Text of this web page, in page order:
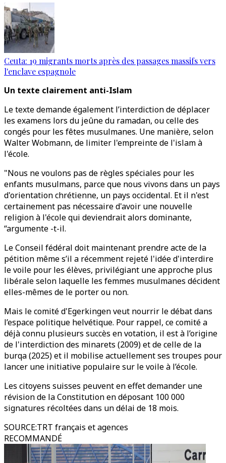
Ceuta: 19 migrants morts après des passages massifs vers
l'enclave espagnole
Un texte clairement anti-Islam
Le texte demande également l’interdiction de déplacer
les examens lors du jeûne du ramadan, ou celle des
congés pour les fêtes musulmanes. Une manière, selon
Walter Wobmann, de limiter l'empreinte de l'islam à
l'école.
"Nous ne voulons pas de règles spéciales pour les
enfants musulmans, parce que nous vivons dans un pays
d'orientation chrétienne, un pays occidental. Et il n'est
certainement pas nécessaire d'avoir une nouvelle
religion à l'école qui deviendrait alors dominante,
“argumente -t-il.
Le Conseil fédéral doit maintenant prendre acte de la
pétition même s’il a récemment rejeté l'idée d'interdire
le voile pour les élèves, privilégiant une approche plus
libérale selon laquelle les femmes musulmanes décident
elles-mêmes de le porter ou non.
Mais le comité d'Egerkingen veut nourrir le débat dans
l’espace politique helvétique. Pour rappel, ce comité a
déjà connu plusieurs succès en votation, il est à l’origine
de l'interdiction des minarets (2009) et de celle de la
burqa (2025) et il mobilise actuellement ses troupes pour
lancer une initiative populaire sur le voile à l’école.
Les citoyens suisses peuvent en effet demander une
révision de la Constitution en déposant 100 000
signatures récoltées dans un délai de 18 mois.
SOURCE:TRT français et agences
RECOMMANDÉ